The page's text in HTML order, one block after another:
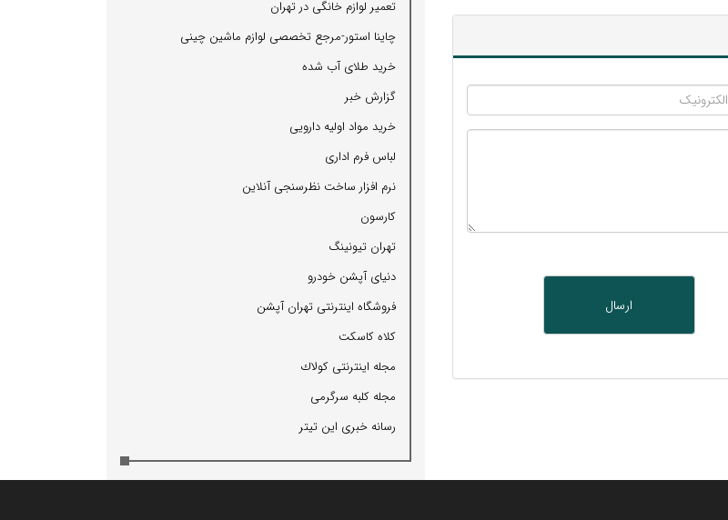
تعمیر لوازم خانگی در تهران
چاینا استور-مرجع تخصصی لوازم ماشین چینی
خرید طلای آب شده
گزارش خبر
خرید مواد اولیه دارویی
لباس فرم اداری
نرم افزار ساخت نظرسنجی آنلاین
كارسون
تهران تیونینگ
دنیای آپشن خودرو
فروشگاه اینترنتی تهران آپشن
كلاه كاسكت
مجله اینترنتی كولاك
مجله كلبه سرگرمی
رسانه خبری این تیتر